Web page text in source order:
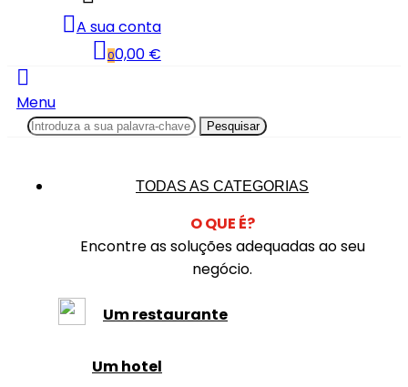
A sua conta
00,00 €
Menu
Pesquisar
TODAS AS CATEGORIAS
O QUE É?
Encontre as soluções adequadas ao seu
negócio.
Um restaurante
Um hotel